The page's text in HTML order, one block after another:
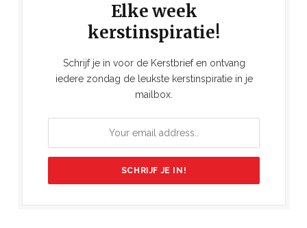
Elke week
kerstinspiratie!
Schrijf je in voor de Kerstbrief en ontvang
iedere zondag de leukste kerstinspiratie in je
mailbox.